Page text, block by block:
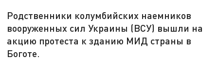
Родственники колумбийских наемников
вооруженных сил Украины (ВСУ) вышли на
акцию протеста к зданию МИД страны в
Боготе.